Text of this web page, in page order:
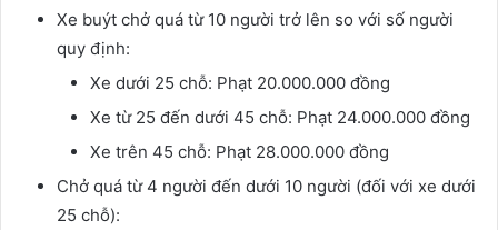
Xe buýt chở quá từ 10 người trở lên so với số người
quy định:
Xe dưới 25 chỗ: Phạt 20.000.000 đồng
Xe từ 25 đến dưới 45 chỗ: Phạt 24.000.000 đồng
Xe trên 45 chỗ: Phạt 28.000.000 đồng
Chở quá từ 4 người đến dưới 10 người (đối với xe dưới
25 chỗ):